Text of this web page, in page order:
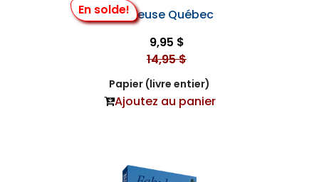
En solde!Fabuleuse Québec
9,95 $
14,95 $
Papier (livre entier)
Ajoutez au panier